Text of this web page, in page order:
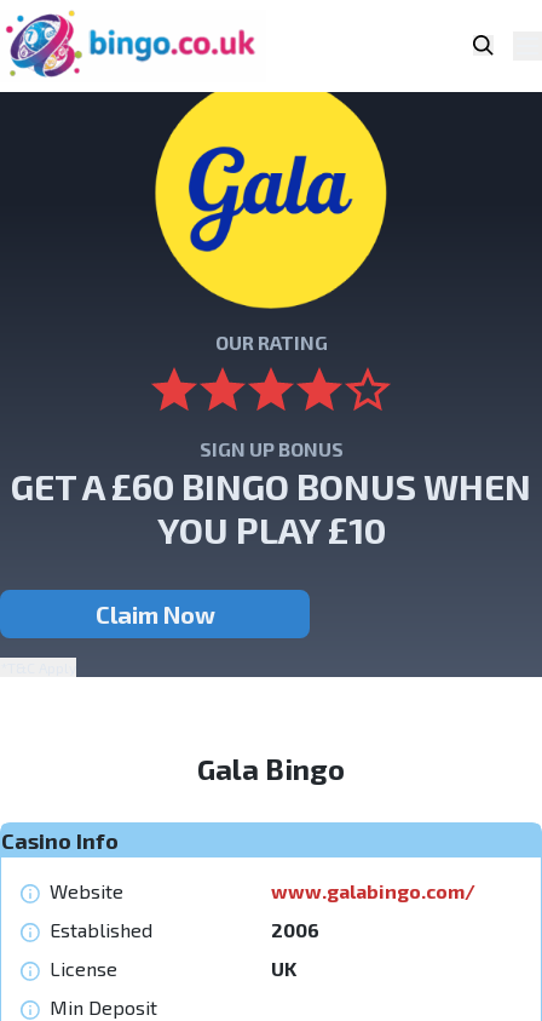
Skip to navigation
Skip to content
Search
OUR RATING
SIGN UP BONUS
GET A £60 BINGO BONUS WHEN
YOU PLAY £10
Claim Now
Gala Bingo
Casino Info
Website
www.galabingo.com/
Established
2006
License
UK
Min Deposit